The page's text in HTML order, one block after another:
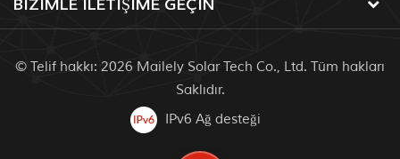
BIZIMLE ILETIŞIME GEÇIN
© Telif hakkı: 2026 Mailely Solar Tech Co., Ltd. Tüm hakları
Saklıdır.
IPv6 Ağ desteği